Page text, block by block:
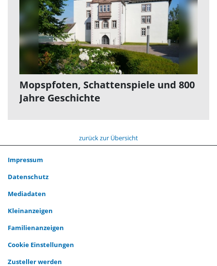
Mopspfoten, Schattenspiele und 800
Jahre Geschichte
zurück zur Übersicht
Impressum
Datenschutz
Mediadaten
Kleinanzeigen
Familienanzeigen
Cookie Einstellungen
Zusteller werden